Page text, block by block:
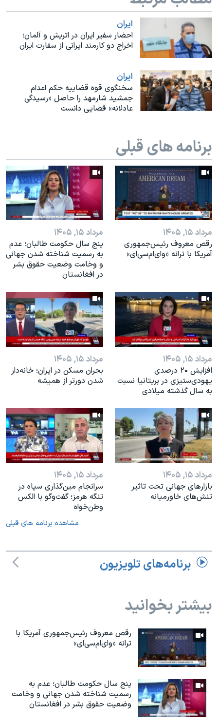
نرگس محمدی برنده جایزه نوبل صلح
همایش محافظه‌کاران آمریکا «سی‌پک»
صفحه‌های ویژه
سفر پرزیدنت ترامپ به چین
ايران
احضار سفیر ایران در اتریش و آلمان؛
اخراج دو کارمند ایرانی از سفارت ایران
ايران
سخنگوی قوه قضاییه حکم اعدام
جمشید شارمهد را حاصل «رسیدگی
عادلانه» قضایی دانست
برنامه های قبلی
مرداد ۱۵, ۱۴۰۵
رقص معروف رئیس‌جمهوری
آمریکا با ترانه «وای‌ام‌سی‌ای»
مرداد ۱۵, ۱۴۰۵
پنج سال حکومت طالبان؛ عدم
به رسمیت شناخته شدن جهانی
و وخامت وضعیت حقوق بشر
در افغانستان
مرداد ۱۵, ۱۴۰۵
افزایش ۲۰ درصدی
یهودی‌ستیزی در بریتانیا نسبت
به سال گذشته میلادی
مرداد ۱۵, ۱۴۰۵
بحران مسکن در ایران؛ خانه‌دار
شدن دورتر از همیشه
مرداد ۱۵, ۱۴۰۵
بازارهای جهانی تحت تاثیر
تنش‌های خاورمیانه
مرداد ۱۵, ۱۴۰۵
سرانجام مین‌گذاری‌ سپاه در
تنگه هرمز؛ گفت‌وگو با الکس
وطن‌خواه
مشاهده برنامه های قبلی
برنامه‌های تلویزیون
بیشتر بخوانید
رقص معروف رئیس‌جمهوری آمریکا با
ترانه «وای‌ام‌سی‌ای»
پنج سال حکومت طالبان؛ عدم به
رسمیت شناخته شدن جهانی و وخامت
وضعیت حقوق بشر در افغانستان